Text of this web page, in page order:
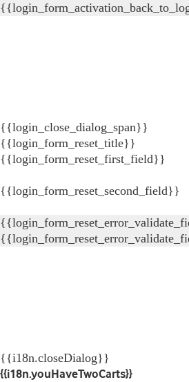
{{login_close_dialog_span}}
{{login_form_reset_title}}
{{login_form_reset_first_field}}
{{login_form_reset_second_field}}
{{i18n.closeDialog}}
{{i18n.youHaveTwoCarts}}